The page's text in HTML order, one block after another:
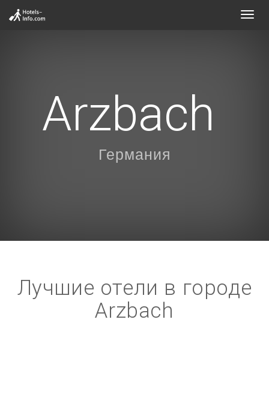
Arzbach
Германия
Лучшие отели в городе
Arzbach